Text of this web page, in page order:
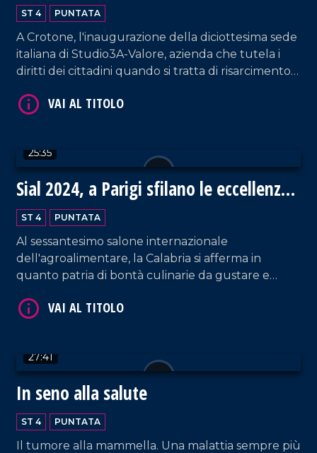
ST 4 PUNTATA
A Crotone, l'inaugurazione della diciottesima sede
italiana di Studio3A-Valore, azienda che tutela i
diritti dei cittadini quando si tratta di risarcimento
25:35
Sial 2024, a Parigi sfilano le eccellenze
gastronomiche della Calabria
ST 4 PUNTATA
Al sessantesimo salone internazionale
dell'agroalimentare, la Calabria si afferma in
quanto patria di bontà culinarie da gustare e
27:41
In seno alla salute
ST 4 PUNTATA
Il tumore alla mammella. Una malattia sempre più
VAI AL TITOLO
VAI AL TITOLO